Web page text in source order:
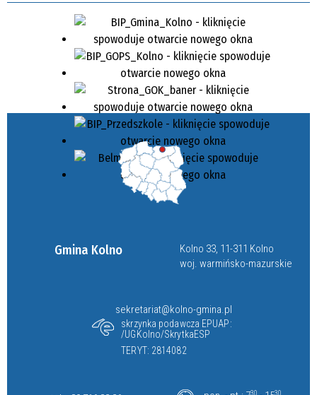
Gmina Kolno
Kolno 33, 11-311 Kolno
woj. warmińsko-mazurskie
sekretariat@kolno-gmina.pl
skrzynka podawcza EPUAP:
/UGKolno/SkrytkaESP
TERYT: 2814082
30 30